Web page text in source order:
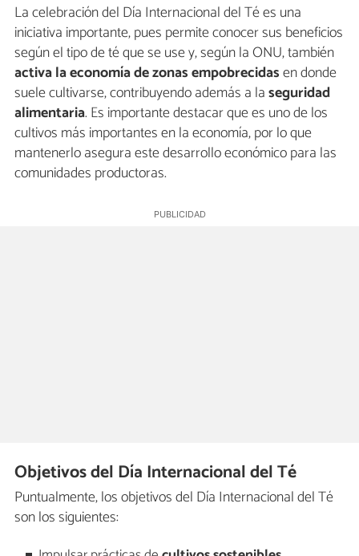
La celebración del Día Internacional del Té es una
iniciativa importante, pues permite conocer sus beneficios
según el tipo de té que se use y, según la ONU, también
activa la economía de zonas empobrecidasen donde
suele cultivarse, contribuyendo además a laseguridad
alimentaria. Es importante destacar que es uno de los
cultivos más importantes en la economía, por lo que
mantenerlo asegura este desarrollo económico para las
comunidades productoras.
Objetivos del Día Internacional del Té
Puntualmente, los objetivos del Día Internacional del Té
son los siguientes: